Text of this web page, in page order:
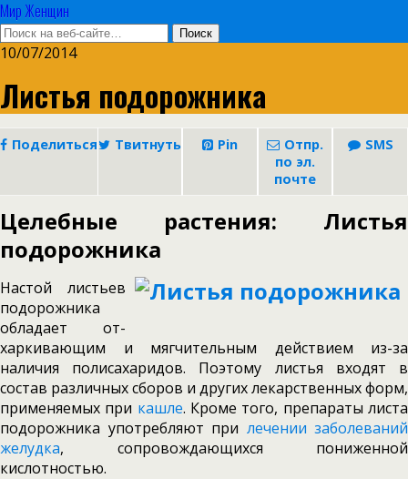
Мир Женщин
10/07/2014
Листья подорожника
Поделиться Твитнуть Pin
Отпр.
по эл.
почте
SMS
Целебные растения: Листья
подорожника
Настой листьев
подорожника
обладает от­
харкивающим и мягчительным действием из-за
наличия полисахаридов. Поэтому листья входят в
состав различных сборов и других лекарственных форм,
применяемых при кашле. Кроме того, препараты листа
подорожника употребляют при лечении заболеваний
желуд­ка, сопровождающихся пониженной
кислотностью.